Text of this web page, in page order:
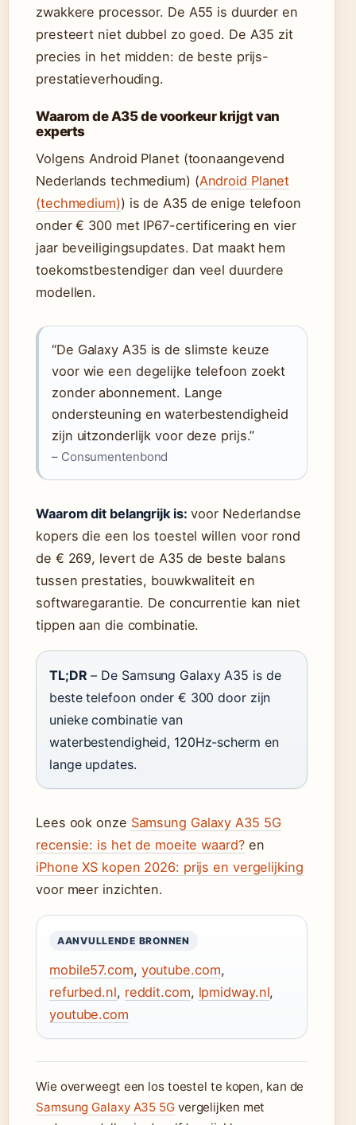
zwakkere processor. De A55 is duurder en
presteert niet dubbel zo goed. De A35 zit
precies in het midden: de beste prijs-
prestatieverhouding.
Waarom de A35 de voorkeur krijgt van
experts
Volgens Android Planet (toonaangevend
Nederlands techmedium) (Android Planet
(techmedium)) is de A35 de enige telefoon
onder € 300 met IP67-certificering en vier
jaar beveiligingsupdates. Dat maakt hem
toekomstbestendiger dan veel duurdere
modellen.
“De Galaxy A35 is de slimste keuze
voor wie een degelijke telefoon zoekt
zonder abonnement. Lange
ondersteuning en waterbestendigheid
zijn uitzonderlijk voor deze prijs.”
– Consumentenbond
Waarom dit belangrijk is: voor Nederlandse
kopers die een los toestel willen voor rond
de € 269, levert de A35 de beste balans
tussen prestaties, bouwkwaliteit en
softwaregarantie. De concurrentie kan niet
tippen aan die combinatie.
TL;DR – De Samsung Galaxy A35 is de
beste telefoon onder € 300 door zijn
unieke combinatie van
waterbestendigheid, 120Hz-scherm en
lange updates.
Lees ook onze Samsung Galaxy A35 5G
recensie: is het de moeite waard?en
iPhone XS kopen 2026: prijs en vergelijking
voor meer inzichten.
AANVULLENDE BRONNEN
mobile57.com, youtube.com,
refurbed.nl, reddit.com, lpmidway.nl,
youtube.com
Wie overweegt een los toestel te kopen, kan de
Samsung Galaxy A35 5Gvergelijken met